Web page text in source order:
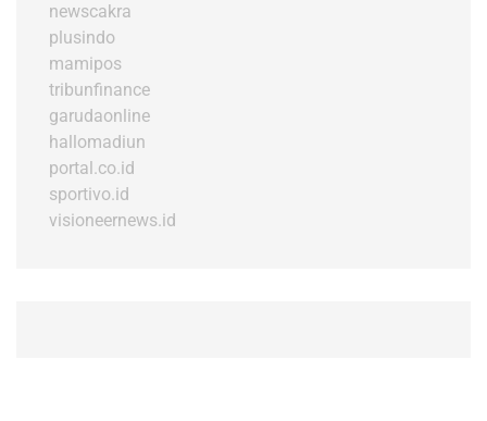
newscakra
plusindo
mamipos
tribunfinance
garudaonline
hallomadiun
portal.co.id
sportivo.id
visioneernews.id